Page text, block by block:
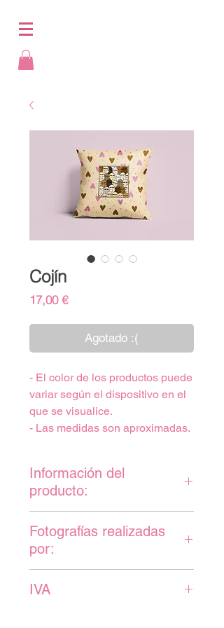
Cojín
17,00 €Precio
Agotado :(
- El color de los productos puede
variar según el dispositivo en el
que se visualice.
- Las medidas son aproximadas.
Información del
producto:
mano. 130gr. Relleno incluido.
Tamaño: 45x45cm
Fotografías realizadas
por:
IVA